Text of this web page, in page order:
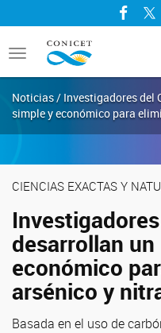
Toggle
navigation
Noticias / Investigadores del
simple y económico para
CIENCIAS EXACTAS Y
desarrollan
económico
arsénico y
Basada en el uso de